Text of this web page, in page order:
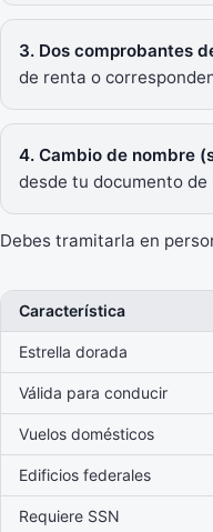
3. Dos comprobantes
de renta o
4. Cambio de nombre
desde tu documento
Debes tramitarla en
Característica
Estrella dorada
Válida para conducir
Vuelos domésticos
Edificios federales
Requiere SSN